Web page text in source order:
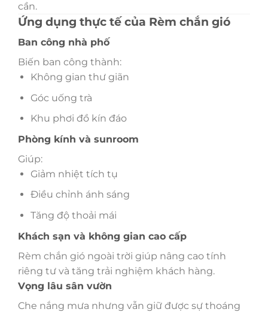
cần.
Ứng dụng thực tế của Rèm chắn gió
Ban công nhà phố
Biến ban công thành:
Không gian thư giãn
Góc uống trà
Khu phơi đồ kín đáo
Phòng kính và sunroom
Giúp:
Giảm nhiệt tích tụ
Điều chỉnh ánh sáng
Tăng độ thoải mái
Khách sạn và không gian cao cấp
Rèm chắn gió ngoài trời giúp nâng cao tính
riêng tư và tăng trải nghiệm khách hàng.
Vọng lâu sân vườn
Che nắng mưa nhưng vẫn giữ được sự thoáng